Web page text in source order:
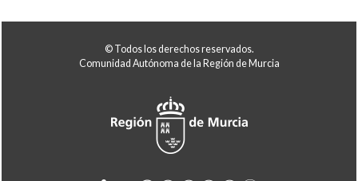
© Todos los derechos reservados.
Comunidad Autónoma de la Región de Murcia